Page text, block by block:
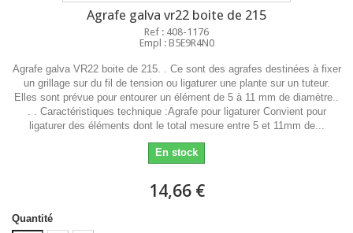
Agrafe galva vr22 boite de 215
Ref : 408-1176
Empl : B5E9R4N0
Agrafe galva VR22 boite de 215. . Ce sont des agrafes destinées à fixer
un grillage sur du fil de tension ou ligaturer une plante sur un tuteur.
Elles sont prévue pour entourer un élément de 5 à 11 mm de diamètre..
. . Caractéristiques technique :Agrafe pour ligaturer Convient pour
ligaturer des éléments dont le total mesure entre 5 et 11mm de...
En stock
14,66 €
Quantité